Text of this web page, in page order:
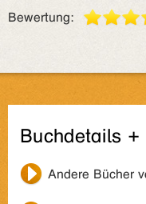
Bewertung:
Buchdetails +
Andere Bücher